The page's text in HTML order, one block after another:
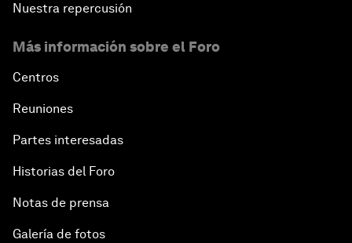
Nuestra repercusión
Más información sobre el Foro
Centros
Reuniones
Partes interesadas
Historias del Foro
Notas de prensa
Galería de fotos